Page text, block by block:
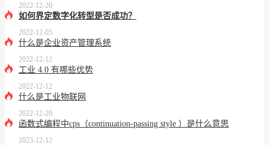
2022-12-20
如何界定数字化转型是否成功？
2022-12-05
什么是企业资产管理系统
2022-12-12
工业 4.0 有哪些优势
2022-12-12
什么是工业物联网
2022-12-20
函数式编程中cps（continuation-passing style ）是什么意思
2023-12-12